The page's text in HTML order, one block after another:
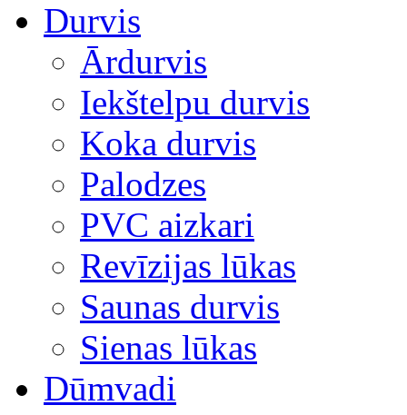
Durvis
Ārdurvis
Iekštelpu durvis
Koka durvis
Palodzes
PVC aizkari
Revīzijas lūkas
Saunas durvis
Sienas lūkas
Dūmvadi